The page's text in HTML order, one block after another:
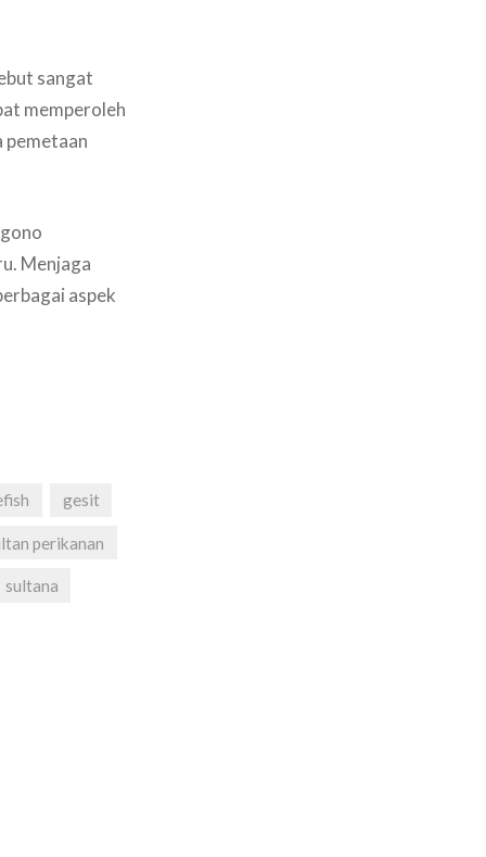
sangat
memperoleh
pemetaan
Menjaga
aspek
gesit
perikanan
sultana